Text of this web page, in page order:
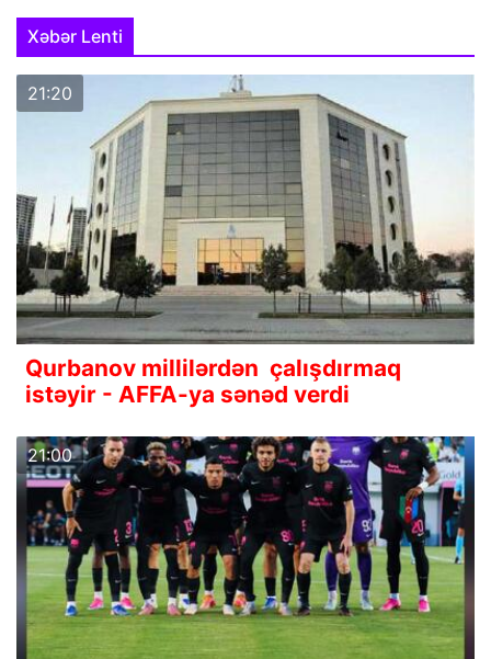
Xəbər Lenti
21:20
Qurbanov millilərdən çalışdırmaq
istəyir - AFFA-ya sənəd verdi
21:00